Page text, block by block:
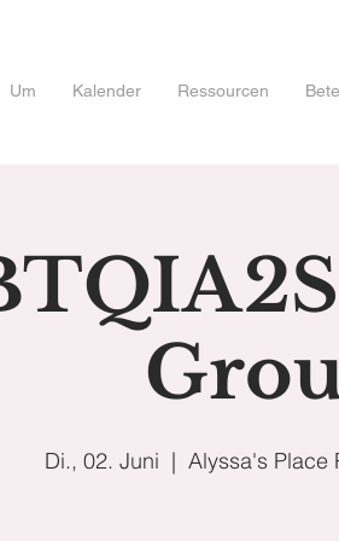
Um Kalender Ressourcen
Di., 02. Juni
  |
Alyssa's Place